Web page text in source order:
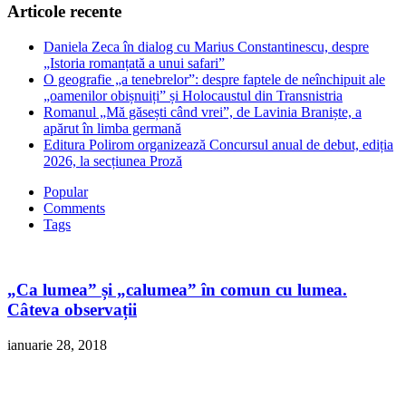
Articole recente
Daniela Zeca în dialog cu Marius Constantinescu, despre
„Istoria romanțată a unui safari”
O geografie „a tenebrelor”: despre faptele de neînchipuit ale
„oamenilor obișnuiți” și Holocaustul din Transnistria
Romanul „Mă găsești când vrei”, de Lavinia Braniște, a
apărut în limba germană
Editura Polirom organizează Concursul anual de debut, ediția
2026, la secțiunea Proză
Popular
Comments
Tags
„Ca lumea” și „calumea” în comun cu lumea.
Câteva observații
ianuarie 28, 2018